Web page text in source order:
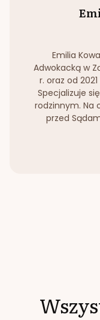
Emilia
Adwokacką w
r. oraz od
Specjalizuje
rodzinnym. Na
przed